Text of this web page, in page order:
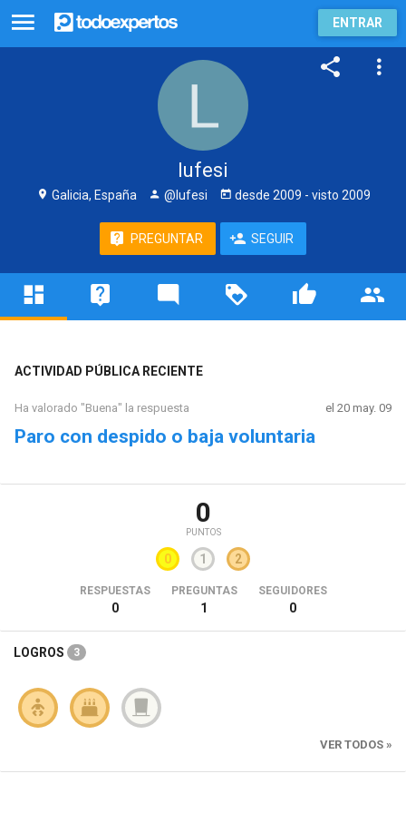
ENTRAR
lufesi
Galicia, España @lufesi desde 2009 - visto 2009
PREGUNTAR SEGUIR
ACTIVIDAD PÚBLICA RECIENTE
Ha valorado "Buena" la respuesta el 20 may. 09
Paro con despido o baja voluntaria
0
PUNTOS
0 1 2
RESPUESTAS
0
PREGUNTAS
1
SEGUIDORES
0
LOGROS 3
VER TODOS »